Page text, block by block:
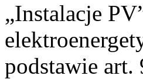
„Instalacje
podstawie art.